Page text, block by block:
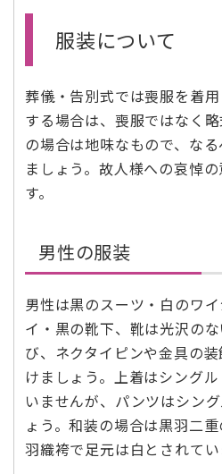
服装について
葬儀・告別式では喪服を着
する場合は、喪服ではなく
の場合は地味なもので、な
ましょう。故人様への哀悼
す。
男性の服装
男性は黒のスーツ・白のワ
イ・黒の靴下、靴は光沢の
び、ネクタイピンや金具の
けましょう。上着はシング
いませんが、パンツはシン
ょう。和装の場合は黒羽二
羽織袴で足元は白とされてい